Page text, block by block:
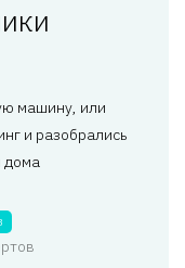
машину, или
и разобрались
дома